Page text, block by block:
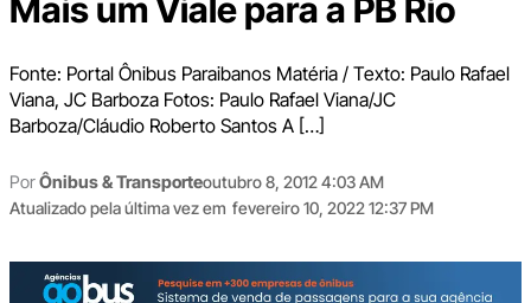
Mais um Viale para a PB Rio
Fonte: Portal Ônibus Paraibanos Matéria / Texto: Paulo Rafael
Viana, JC Barboza Fotos: Paulo Rafael Viana/JC
Barboza/Cláudio Roberto Santos A […]
PorÔnibus & Transporteoutubro 8, 2012 4:03 AM
Atualizado pela última vez em fevereiro 10, 2022 12:37 PM